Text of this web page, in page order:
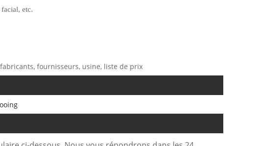
etc.
fournisseurs, usine, liste de prix